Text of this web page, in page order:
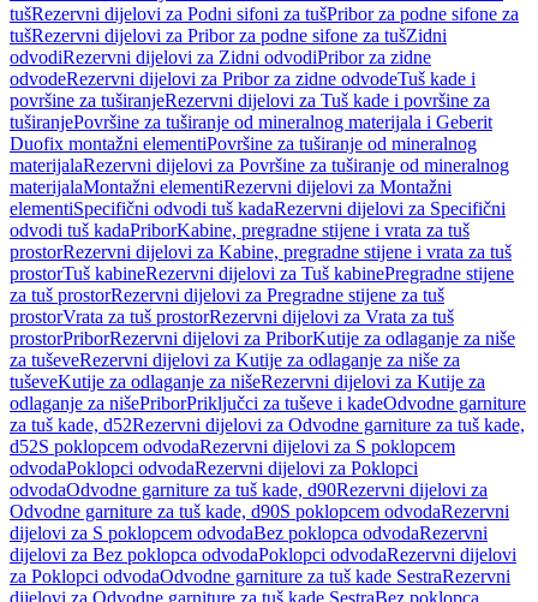
tušRezervni dijelovi za Podni sifoni za tušPribor za podne sifone za
tušRezervni dijelovi za Pribor za podne sifone za tušZidni
odvodiRezervni dijelovi za Zidni odvodiPribor za zidne
odvodeRezervni dijelovi za Pribor za zidne odvodeTuš kade i
površine za tuširanjeRezervni dijelovi za Tuš kade i površine za
tuširanjePovršine za tuširanje od mineralnog materijala i Geberit
Duofix montažni elementiPovršine za tuširanje od mineralnog
materijalaRezervni dijelovi za Površine za tuširanje od mineralnog
materijalaMontažni elementiRezervni dijelovi za Montažni
elementiSpecifični odvodi tuš kadaRezervni dijelovi za Specifični
odvodi tuš kadaPriborKabine, pregradne stijene i vrata za tuš
prostorRezervni dijelovi za Kabine, pregradne stijene i vrata za tuš
prostorTuš kabineRezervni dijelovi za Tuš kabinePregradne stijene
za tuš prostorRezervni dijelovi za Pregradne stijene za tuš
prostorVrata za tuš prostorRezervni dijelovi za Vrata za tuš
prostorPriborRezervni dijelovi za PriborKutije za odlaganje za niše
za tuševeRezervni dijelovi za Kutije za odlaganje za niše za
tuševeKutije za odlaganje za nišeRezervni dijelovi za Kutije za
odlaganje za nišePriborPriključci za tuševe i kadeOdvodne garniture
za tuš kade, d52Rezervni dijelovi za Odvodne garniture za tuš kade,
d52S poklopcem odvodaRezervni dijelovi za S poklopcem
odvodaPoklopci odvodaRezervni dijelovi za Poklopci
odvodaOdvodne garniture za tuš kade, d90Rezervni dijelovi za
Odvodne garniture za tuš kade, d90S poklopcem odvodaRezervni
dijelovi za S poklopcem odvodaBez poklopca odvodaRezervni
dijelovi za Bez poklopca odvodaPoklopci odvodaRezervni dijelovi
za Poklopci odvodaOdvodne garniture za tuš kade SestraRezervni
dijelovi za Odvodne garniture za tuš kade SestraBez poklopca